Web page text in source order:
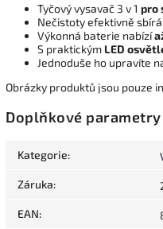
Tyčový vysavač 3 v 1 pro
Nečistoty efektivně sbírá
Výkonná baterie nabízí
S praktickým LED
Jednoduše ho upravíte
Obrázky produktů jsou pouze
Doplňkové parametry
Kategorie:
Záruka:
EAN: